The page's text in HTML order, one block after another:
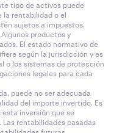
tipo de activos puede
la rentabilidad o el
sujetos a impuestos.
productos y
El estado normativo de
según la jurisdicción y es
o los sistemas de protección
legales para cada
puede no ser adecuada
del importe invertido. Es
inversión que se
rentabilidades pasadas